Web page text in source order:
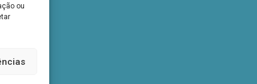
ou